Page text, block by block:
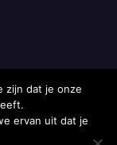
zijn dat je onze
ervan uit dat je